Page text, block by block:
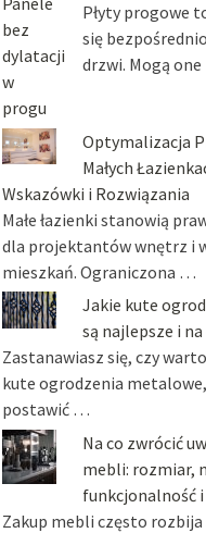
Płyty progowe
się
drzwi. Mogą
Optymalizacja
Małych
Wskazówki i Rozwiązania
Małe łazienki stanowią
dla projektantów wnętrz i
mieszkań. Ograniczona …
Jakie kute
są najlepsze i
Zastanawiasz się, czy
kute ogrodzenia
postawić …
Na co zwrócić
mebli: rozmiar,
funkcjonalność
Zakup mebli często rozbija